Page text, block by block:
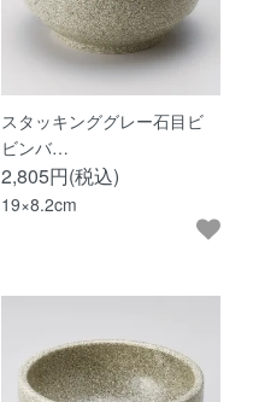
スタッキンググレー石目ビ
ビンバ…
2,805円(税込)
19×8.2cm